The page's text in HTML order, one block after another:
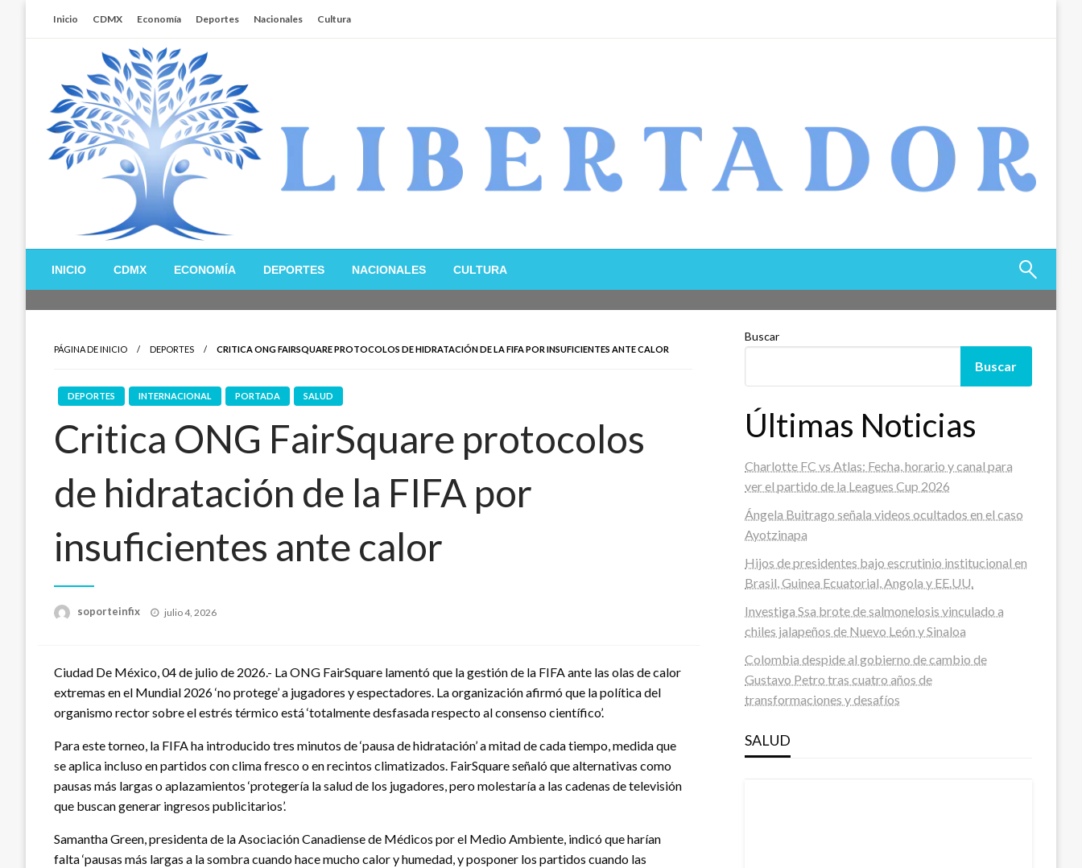
Inicio CDMX Economía Deportes Nacionales Cultura
Libertador MX
INICIO CDMX ECONOMÍA DEPORTES NACIONALES CULTURA
PÁGINA DE INICIO DEPORTES CRITICA ONG FAIRSQUARE PROTOCOLOS DE HIDRATACIÓN DE LA FIFA POR INSUFICIENTES ANTE CALOR
DEPORTES INTERNACIONAL PORTADA SALUD
Critica ONG FairSquare protocolos
de hidratación de la FIFA por
insuficientes ante calor
soporteinfix
Publicado
julio 4, 2026
Ciudad De México, 04 de julio de 2026.- La ONG FairSquare lamentó que la gestión de la FIFA ante las olas de calor
extremas en el Mundial 2026 ‘no protege’ a jugadores y espectadores. La organización afirmó que la política del
organismo rector sobre el estrés térmico está ‘totalmente desfasada respecto al consenso científico’.
Para este torneo, la FIFA ha introducido tres minutos de ‘pausa de hidratación’ a mitad de cada tiempo, medida que
se aplica incluso en partidos con clima fresco o en recintos climatizados. FairSquare señaló que alternativas como
pausas más largas o aplazamientos ‘protegería la salud de los jugadores, pero molestaría a las cadenas de televisión
que buscan generar ingresos publicitarios’.
Samantha Green, presidenta de la Asociación Canadiense de Médicos por el Medio Ambiente, indicó que harían
falta ‘pausas más largas a la sombra cuando hace mucho calor y humedad, y posponer los partidos cuando las
Buscar
Buscar
Últimas Noticias
Charlotte FC vs Atlas: Fecha, horario y canal para
ver el partido de la Leagues Cup 2026
Ángela Buitrago señala videos ocultados en el caso
Ayotzinapa
Hijos de presidentes bajo escrutinio institucional en
Brasil, Guinea Ecuatorial, Angola y EE.UU.
Investiga Ssa brote de salmonelosis vinculado a
chiles jalapeños de Nuevo León y Sinaloa
Colombia despide al gobierno de cambio de
Gustavo Petro tras cuatro años de
transformaciones y desafíos
SALUD